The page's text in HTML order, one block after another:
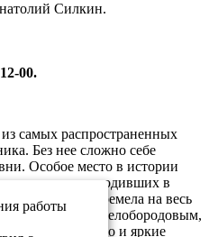
Силкин.
00.
самых распространенных
Без нее сложно себе
Особое место в истории
гармонь, родивших в
России, прогремела на весь
Н.И. Белобородовым,
гармоники, но и яркие
работы